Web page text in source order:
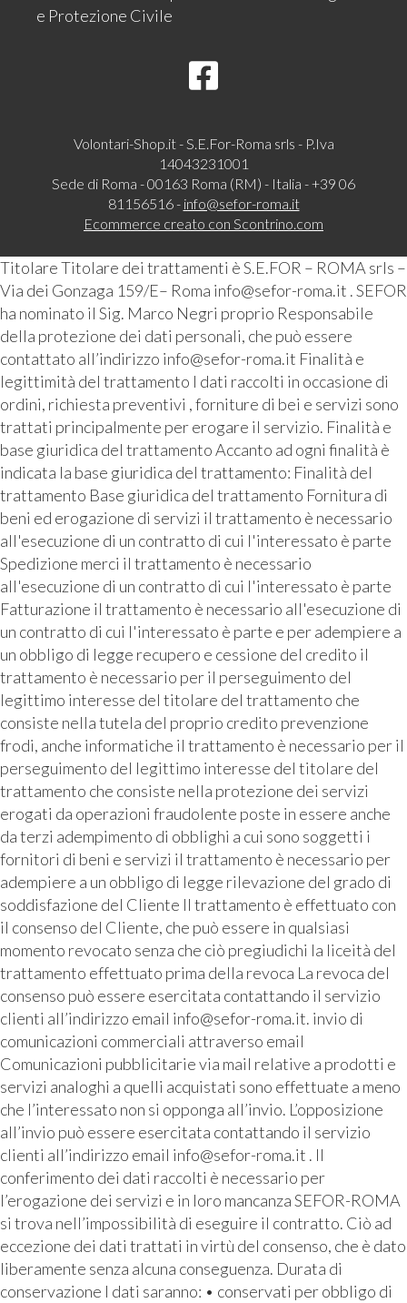
e Protezione Civile
Volontari-Shop.it - S.E.For-Roma srls - P.Iva
14043231001
Sede di Roma - 00163 Roma (RM) - Italia - +39 06
81156516 - info@sefor-roma.it
Ecommerce creato con Scontrino.com
Titolare Titolare dei trattamenti è S.E.FOR – ROMA srls –
Via dei Gonzaga 159/E– Roma info@sefor-roma.it . SEFOR
ha nominato il Sig. Marco Negri proprio Responsabile
della protezione dei dati personali, che può essere
contattato all’indirizzo info@sefor-roma.it Finalità e
legittimità del trattamento I dati raccolti in occasione di
ordini, richiesta preventivi , forniture di bei e servizi sono
trattati principalmente per erogare il servizio. Finalità e
base giuridica del trattamento Accanto ad ogni finalità è
indicata la base giuridica del trattamento: Finalità del
trattamento Base giuridica del trattamento Fornitura di
beni ed erogazione di servizi il trattamento è necessario
all'esecuzione di un contratto di cui l'interessato è parte
Spedizione merci il trattamento è necessario
all'esecuzione di un contratto di cui l'interessato è parte
Fatturazione il trattamento è necessario all'esecuzione di
un contratto di cui l'interessato è parte e per adempiere a
un obbligo di legge recupero e cessione del credito il
trattamento è necessario per il perseguimento del
legittimo interesse del titolare del trattamento che
consiste nella tutela del proprio credito prevenzione
frodi, anche informatiche il trattamento è necessario per il
perseguimento del legittimo interesse del titolare del
trattamento che consiste nella protezione dei servizi
erogati da operazioni fraudolente poste in essere anche
da terzi adempimento di obblighi a cui sono soggetti i
fornitori di beni e servizi il trattamento è necessario per
adempiere a un obbligo di legge rilevazione del grado di
soddisfazione del Cliente Il trattamento è effettuato con
il consenso del Cliente, che può essere in qualsiasi
momento revocato senza che ciò pregiudichi la liceità del
trattamento effettuato prima della revoca La revoca del
consenso può essere esercitata contattando il servizio
clienti all’indirizzo email info@sefor-roma.it. invio di
comunicazioni commerciali attraverso email
Comunicazioni pubblicitarie via mail relative a prodotti e
servizi analoghi a quelli acquistati sono effettuate a meno
che l’interessato non si opponga all’invio. L’opposizione
all’invio può essere esercitata contattando il servizio
clienti all’indirizzo email info@sefor-roma.it . Il
conferimento dei dati raccolti è necessario per
l’erogazione dei servizi e in loro mancanza SEFOR-ROMA
si trova nell’impossibilità di eseguire il contratto. Ciò ad
eccezione dei dati trattati in virtù del consenso, che è dato
liberamente senza alcuna conseguenza. Durata di
conservazione I dati saranno: • conservati per obbligo di